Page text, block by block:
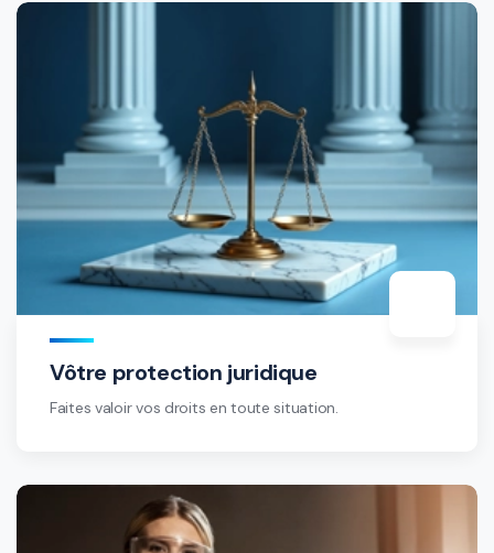
Vôtre protection juridique
Faites valoir vos droits en toute situation.